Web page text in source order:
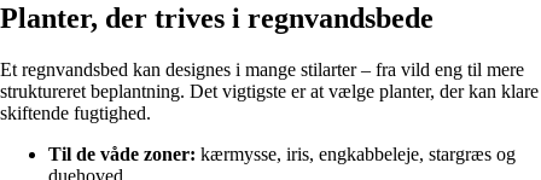
Planter, der trives i regnvandsbede
Et regnvandsbed kan designes i mange stilarter – fra vild eng til mere
struktureret beplantning. Det vigtigste er at vælge planter, der kan klare
skiftende fugtighed.
Til de våde zoner: kærmysse, iris, engkabbeleje, stargræs og
duehoved.